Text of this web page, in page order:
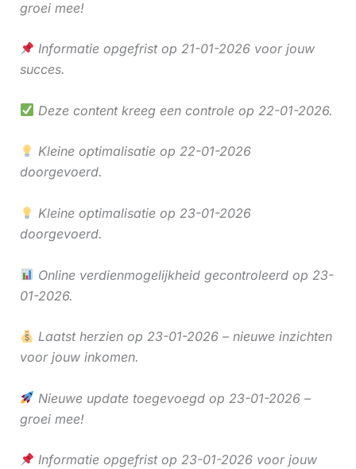
groei mee!
Informatie opgefrist op 21-01-2026 voor jouw
succes.
Deze content kreeg een controle op 22-01-2026.
Kleine optimalisatie op 22-01-2026
doorgevoerd.
Kleine optimalisatie op 23-01-2026
doorgevoerd.
Online verdienmogelijkheid gecontroleerd op 23-
01-2026.
Laatst herzien op 23-01-2026 – nieuwe inzichten
voor jouw inkomen.
Nieuwe update toegevoegd op 23-01-2026 –
groei mee!
Informatie opgefrist op 23-01-2026 voor jouw